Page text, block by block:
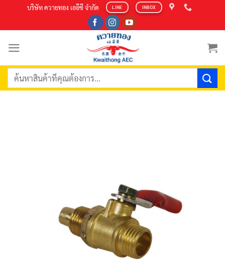
content
บริษัท ควายทอง เออีซี จำกัด LINE INBOX
ค้นหา: